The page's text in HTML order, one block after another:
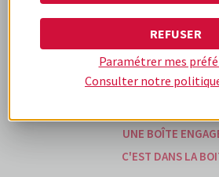
UNE BOÎTE
UNE BOÎTE
UNE BOÎTE
C'EST DANS LA
REFUSER
Paramétrer mes
Consulter notre